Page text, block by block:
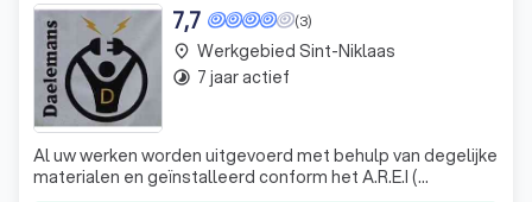
(3)
7,7
Al uw werken worden uitgevoerd met behulp van degelijke
materialen en geïnstalleerd conform het A.R.E.I (
place Werkgebied Sint-Niklaas
timelapse 7 jaar actief